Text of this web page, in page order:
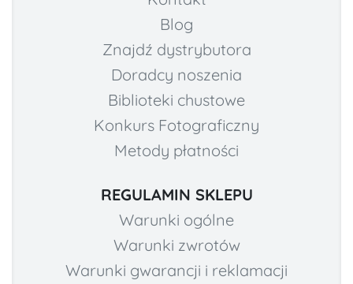
Blog
Znajdź dystrybutora
Doradcy noszenia
Biblioteki chustowe
Konkurs Fotograficzny
Metody płatności
REGULAMIN SKLEPU
Warunki ogólne
Warunki zwrotów
Warunki gwarancji i reklamacji